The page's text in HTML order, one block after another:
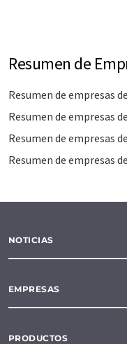
Resumen de
Resumen de empresas
Resumen de empresas
Resumen de empresas
Resumen de empresas
NOTICIAS
EMPRESAS
PRODUCTOS